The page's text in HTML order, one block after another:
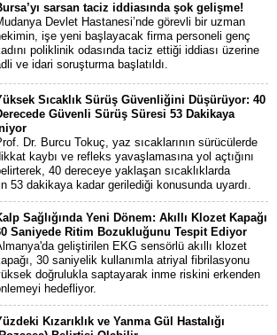
sarsan taciz iddiasında şok gelişme!
Devlet Hastanesi’nde görevli bir uzman
işe yeni başlayacak firma personeli genç
poliklinik odasında taciz ettiği iddiası üzerine
ve idari soruşturma başlatıldı.
Sıcaklık Sürüş Güvenliğini Düşürüyor: 40
Güvenli Sürüş Süresi 53 Dakikaya
Dr. Burcu Tokuç, yaz sıcaklarının sürücülerde
kaybı ve refleks yavaşlamasına yol açtığını
40 dereceye yaklaşan sıcaklıklarda
53 dakikaya kadar gerilediği konusunda uyardı.
Sağlığında Yeni Dönem: Akıllı Klozet Kapağı
Saniyede Ritim Bozukluğunu Tespit Ediyor
geliştirilen EKG sensörlü akıllı klozet
30 saniyelik kullanımla atriyal fibrilasyonu
doğrulukla saptayarak inme riskini erkenden
hedefliyor.
Kızarıklık ve Yanma Gül Hastalığı